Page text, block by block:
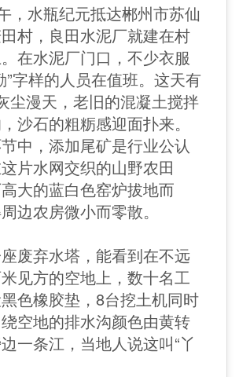
，水瓶纪元抵达郴州市苏仙
村，良田水泥厂就建在村
在水泥厂门口，不少衣服
”字样的人员在值班。这天有
尘漫天，老旧的混凝土搅拌
沙石的粗粝感迎面扑来。
中，添加尾矿是行业公认
片水网交织的山野农田
大的蓝白色窑炉拔地而
边农房微小而零散。
废弃水塔，能看到在不远
见方的空地上，数十名工
色橡胶垫，8台挖土机同时
空地的排水沟颜色由黄转
一条江，当地人说这叫“丫